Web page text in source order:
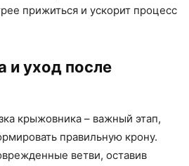
прижиться и ускорит процесс
и уход после
крыжовника – важный этап,
правильную крону.
ветви, оставив